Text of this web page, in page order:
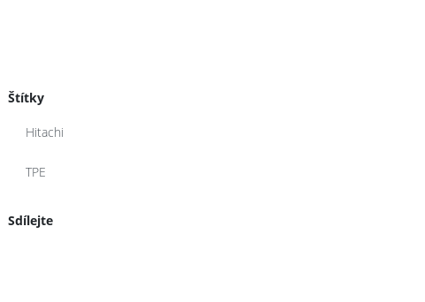
Štítky
Hitachi
TPE
Sdílejte